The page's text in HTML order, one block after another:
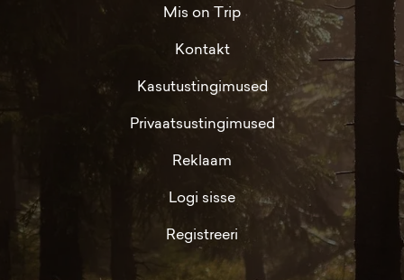
Mis on Trip
Kontakt
Kasutustingimused
Privaatsustingimused
Reklaam
Logi sisse
Registreeri